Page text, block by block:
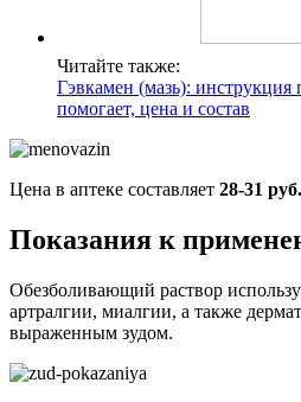
Читайте также:
Гэвкамен (мазь):
помогает, цена и состав
Цена в аптеке составляет 28-31 руб.
Показания к
Обезболивающий раствор
артралгии, миалгии, а также
выраженным зудом.